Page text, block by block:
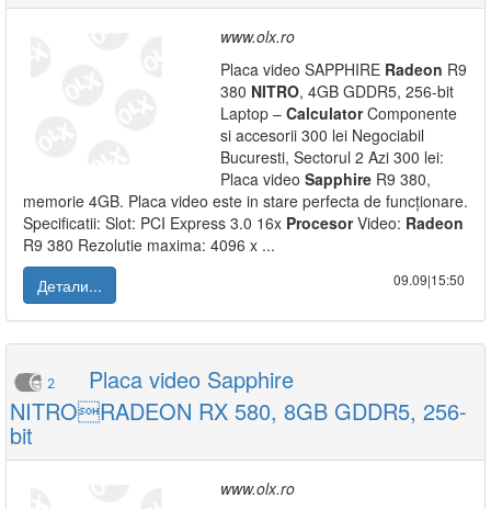
www.olx.ro
Placa video SAPPHIRE Radeon R9
380 NITRO, 4GB GDDR5, 256-bit
Laptop – CalculatorComponente
si accesorii 300 lei Negociabil
Bucuresti, Sectorul 2 Azi 300 lei:
Placa video Sapphire R9 380,
memorie 4GB. Placa video este in stare perfecta de funcționare.
Specificatii: Slot: PCI Express 3.0 16x ProcesorVideo: Radeon
R9 380 Rezolutie maxima: 4096 x ...
Детали...
09.09|15:50
2
Placa video Sapphire
NITRORADEON RX 580, 8GB GDDR5, 256-
bit
www.olx.ro